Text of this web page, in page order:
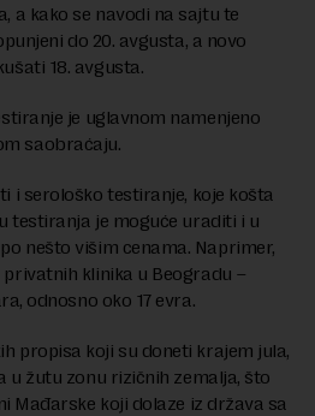
a kako se navodi na sajtu te
do 20. avgusta, a novo
18. avgusta.
je uglavnom namenjeno
saobraćaju.
i serološko testiranje, koje košta
testiranja je moguće uraditi i u
nešto višim cenama. Naprimer,
klinika u Beogradu –
odnosno oko 17 evra.
propisa koji su doneti krajem jula,
u žutu zonu rizičnih zemalja, što
Mađarske koji dolaze iz država sa